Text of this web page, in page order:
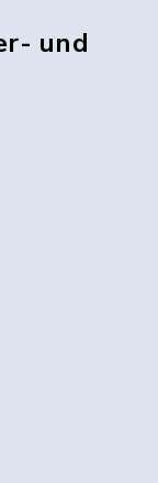
und